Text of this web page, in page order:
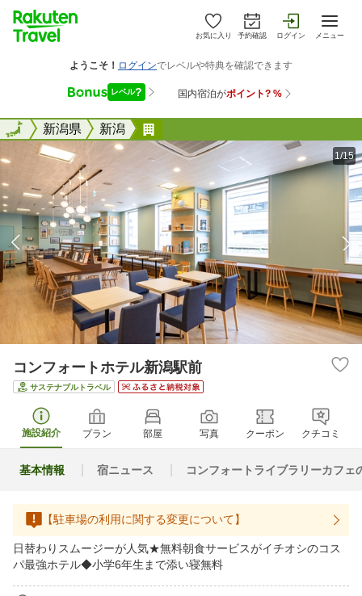
お気に入り 予約確認 ログイン メニュー
全国新潟県 新潟
全国
1/15
コンフォートホテル新潟駅前
サステナブルトラベル
施設紹介 プラン 部屋 写真 クーポン クチコミ
基本情報 宿ニュース コンフォートライブラリーカフェ
【駐車場の利用に関する変更について】
日替わりスムージーが人気★無料朝食サービスがイチオシのコス
パ最強ホテル◆小学6年生まで添い寝無料